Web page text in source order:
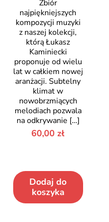
Zbiór
najpiękniejszych
kompozycji muzyki
z naszej kolekcji,
którą Łukasz
Kaminiecki
proponuje od wielu
lat w całkiem nowej
aranżacji. Subtelny
klimat w
nowobrzmiących
melodiach pozwala
na odkrywanie […]
60,00zł
Dodaj do
koszyka